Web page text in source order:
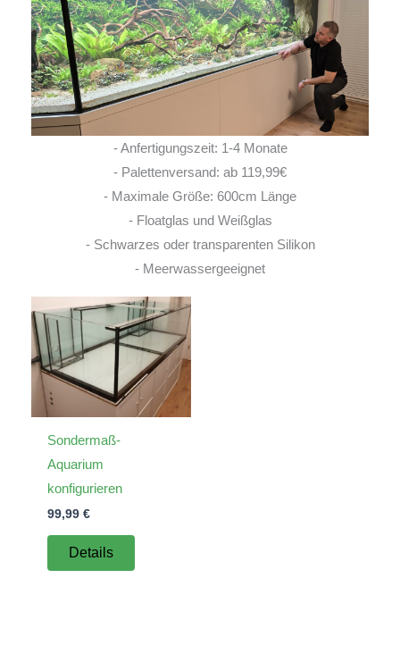
- Anfertigungszeit: 1-4 Monate
- Palettenversand: ab 119,99€
- Maximale Größe: 600cm Länge
- Floatglas und Weißglas
- Schwarzes oder transparenten Silikon
- Meerwassergeeignet
Sondermaß-
Aquarium
konfigurieren
99,99 €
Details